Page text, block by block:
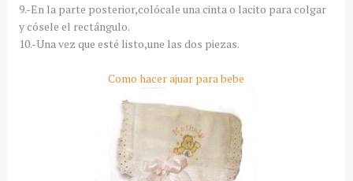
9.-En la parte posterior,colócale una cinta o lacito para colgar
y cósele el rectángulo.
10.-Una vez que esté listo,une las dos piezas.
Como hacer ajuar para bebe